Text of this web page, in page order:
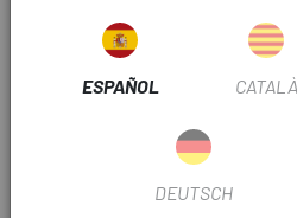
exterior con el material
. Zoom Ace MTB: sistema de
adaptación al contorno de la
. Apto para pelo recogido: el
ESPAÑOL CATALÀ
DEUTSCH